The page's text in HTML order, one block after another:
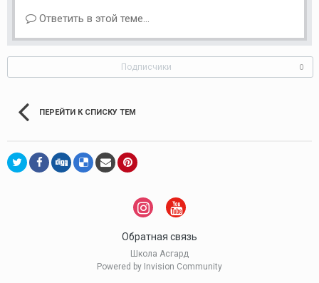
Ответить в этой теме...
Подписчики 0
ПЕРЕЙТИ К СПИСКУ ТЕМ
Обратная связь
Школа Асгард
Powered by Invision Community